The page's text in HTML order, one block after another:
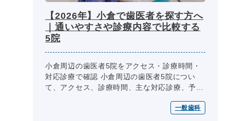
【2026年】小倉で歯医者を探す方へ
｜通いやすさや診療内容で比較する
5院
小倉周辺の歯医者5院をアクセス・診療時間・
対応診療で確認 小倉周辺の歯医者5院につい
て、アクセス、診療時間、主な対応診療、予
理しています。通院方法や相談内容に...一般歯科